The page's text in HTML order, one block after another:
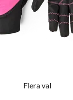
Flera val